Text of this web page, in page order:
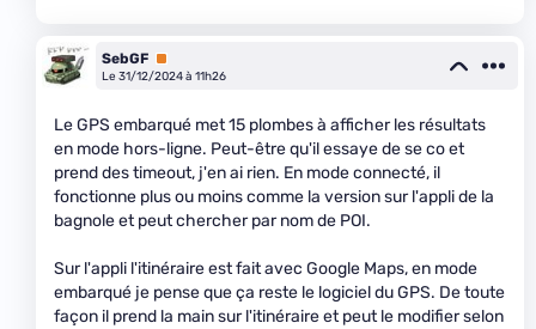
SebGF Premium
Le 31/12/2024 à 11h26
Le GPS embarqué met 15 plombes à afficher les résultats
en mode hors-ligne. Peut-être qu'il essaye de se co et
prend des timeout, j'en ai rien. En mode connecté, il
fonctionne plus ou moins comme la version sur l'appli de la
bagnole et peut chercher par nom de POI.
Sur l'appli l'itinéraire est fait avec Google Maps, en mode
embarqué je pense que ça reste le logiciel du GPS. De toute
façon il prend la main sur l'itinéraire et peut le modifier selon